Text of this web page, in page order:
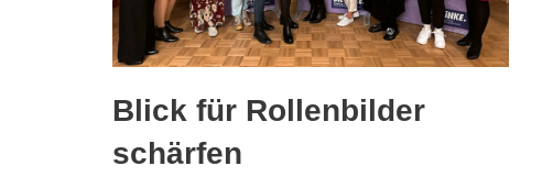
Blick für Rollenbilder
schärfen